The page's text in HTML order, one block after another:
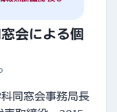
会による個
同窓会事務局長